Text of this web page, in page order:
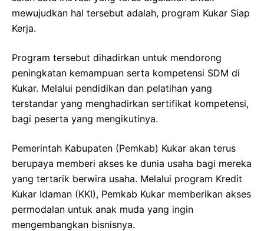
mewujudkan hal tersebut adalah, program Kukar Siap
Kerja.
Program tersebut dihadirkan untuk mendorong
peningkatan kemampuan serta kompetensi SDM di
Kukar. Melalui pendidikan dan pelatihan yang
terstandar yang menghadirkan sertifikat kompetensi,
bagi peserta yang mengikutinya.
Pemerintah Kabupaten (Pemkab) Kukar akan terus
berupaya memberi akses ke dunia usaha bagi mereka
yang tertarik berwira usaha. Melalui program Kredit
Kukar Idaman (KKI), Pemkab Kukar memberikan akses
permodalan untuk anak muda yang ingin
mengembangkan bisnisnya.